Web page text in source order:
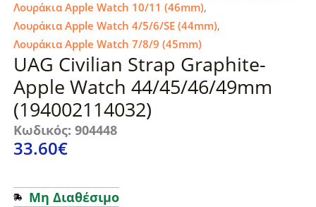
Λουράκια Apple Watch 10/11 (46mm),
Λουράκια Apple Watch 4/5/6/SE (44mm),
Λουράκια Apple Watch 7/8/9 (45mm)
UAG Civilian Strap Graphite-
Apple Watch 44/45/46/49mm
(194002114032)
Κωδικός: 904448
33.60€
Μη Διαθέσιμο